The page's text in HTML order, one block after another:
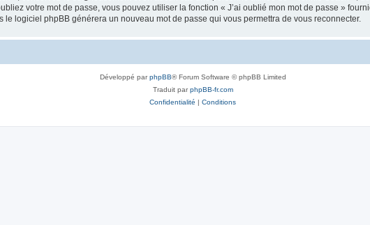
votre mot de passe, vous pouvez utiliser la fonction « J’ai oublié mon mot de passe »
le logiciel phpBB générera un nouveau mot de passe qui vous permettra de vous reconnecter.
Développé parphpBB® Forum Software © phpBB Limited
Traduit parphpBB-fr.com
Confidentialité | Conditions